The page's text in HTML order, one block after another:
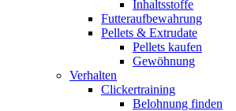
Inhaltsstoffe
Futteraufbewahrung
Pellets & Extrudate
Pellets kaufen
Gewöhnung
Verhalten
Clickertraining
Belohnung finden